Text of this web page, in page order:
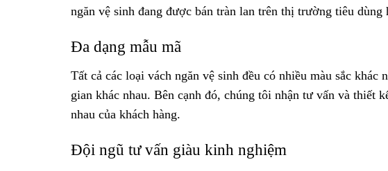
ngăn vệ sinh đang được bán tràn lan trên thị trường tiêu dùng
Đa dạng mẫu mã
Tất cả các loại vách ngăn vệ sinh đều có nhiều màu sắc
gian khác nhau. Bên cạnh đó, chúng tôi nhận tư vấn và thiết
nhau của khách hàng.
Đội ngũ tư vấn giàu kinh nghiệm